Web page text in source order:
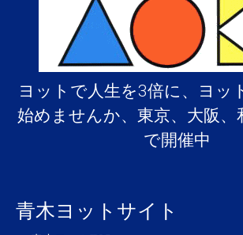
ヨットで人生を3倍に、ヨッ
始めませんか、東京、大阪、
で開催中
青木ヨットサイト